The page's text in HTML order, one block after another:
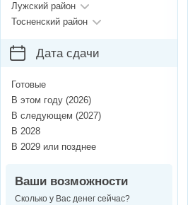
Лужский район
Тосненский район
Дата сдачи
Готовые
В этом году (2026)
В следующем (2027)
В 2028
В 2029 или позднее
Ваши возможности
Сколько у Вас денег сейчас?